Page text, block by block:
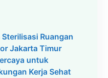
Sterilisasi Ruangan
Jakarta Timur
untuk
Kerja Sehat